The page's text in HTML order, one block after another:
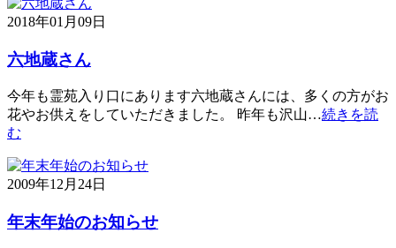
2018年01月09日
六地蔵さん
今年も霊苑入り口にあります六地蔵さんには、多くの方がお
花やお供えをしていただきました。 昨年も沢山…続きを読
む
2009年12月24日
年末年始のお知らせ